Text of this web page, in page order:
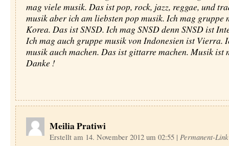
mag viele musik. Das ist pop, rock, jazz, reggae, und
musik aber ich am liebsten pop musik. Ich mag gruppe
Korea. Das ist SNSD. Ich mag SNSD denn SNSD ist
Ich mag auch gruppe musik von Indonesien ist Vierra.
musik auch machen. Das ist gittarre machen. Musik ist
Danke !
Meilia Pratiwi
Erstellt am 14. November 2012 um 02:55 | Permanent-Link